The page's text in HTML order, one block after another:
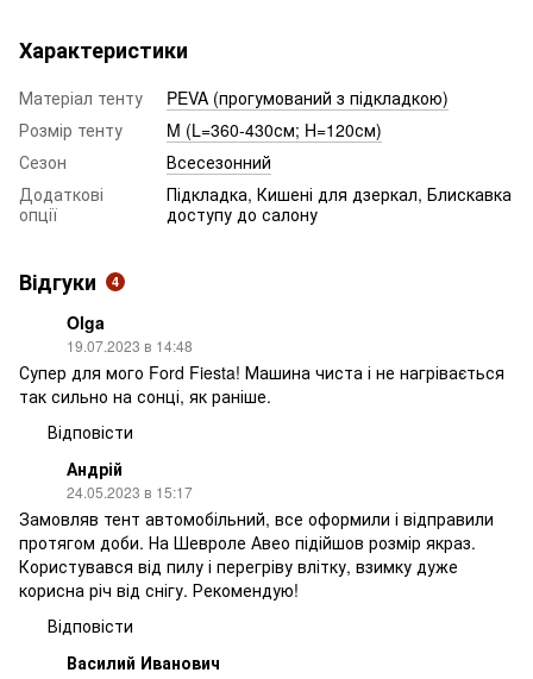
Характеристики
Матеріал тенту
PEVA (прогумований з підкладкою)
Розмір тенту
M (L=360-430см; H=120см)
Сезон
Всесезонний
Додаткові
опції
Підкладка, Кишені для дзеркал, Блискавка
доступу до салону
Відгуки 4
Olga
19.07.2023 в 14:48
Супер для мого Ford Fiesta! Машина чиста і не нагрівається
так сильно на сонці, як раніше.
Відповісти
Андрій
24.05.2023 в 15:17
Замовляв тент автомобільний, все оформили і відправили
протягом доби. На Шевроле Авео підійшов розмір якраз.
Користувався від пилу і перегріву влітку, взимку дуже
корисна річ від снігу. Рекомендую!
Відповісти
Василий Иванович